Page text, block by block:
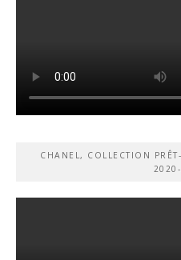
CHANEL, COLLECTION